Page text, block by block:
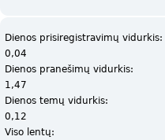
Dienos prisiregistravimų vidurkis:
0,04
Dienos pranešimų vidurkis:
1,47
Dienos temų vidurkis:
0,12
Viso lentų: